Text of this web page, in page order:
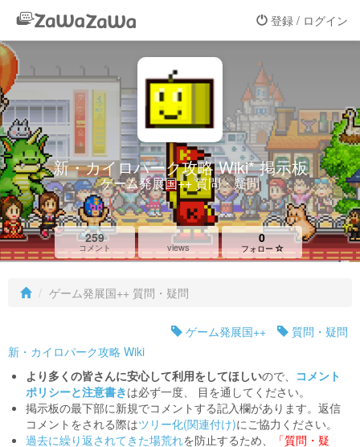
登録 / ログイン
新・カイロパーク攻略 Wiki* 掲示板
ゲーム発展国++ 質問・疑問
259
コメント views
0
フォロー
ゲーム発展国++ 質問・疑問
ゲーム発展国++
質問・疑問
新・カイロパーク攻略 Wiki
より多くの皆さんに安心して利用をしてほしいので、 コメント
ポリシーと注意書きは必ず一度、 目を通してください。
掲示板の最下部に新規でコメントする記入欄があります。返信
コメントをされる際はツリー化(関連付け)にご協力ください。
過去に繰り返されてきた場荒れを防止するため、
「質問・疑